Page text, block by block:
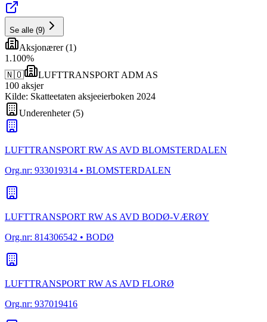
Se alle (9)
Aksjonærer(1)
1 .100%
🇳🇴
LUFTTRANSPORT ADM AS
100 aksjer
Kilde: Skatteetaten aksjeeierboken 2024
Underenheter(5)
LUFTTRANSPORT RW AS AVD BLOMSTERDALEN
Org.nr: 933019314 • BLOMSTERDALEN
LUFTTRANSPORT RW AS AVD BODØ-VÆRØY
Org.nr: 814306542 • BODØ
LUFTTRANSPORT RW AS AVD FLORØ
Org.nr: 937019416